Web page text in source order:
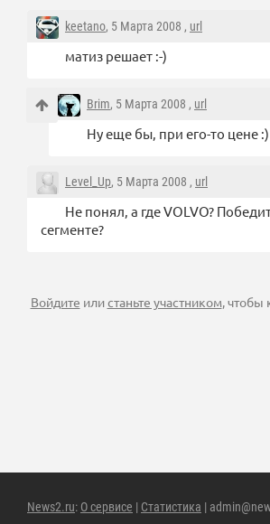
keetano, 5 Марта 2008 , url
матиз решает :-)
Brim, 5 Марта 2008 , url
Ну еще бы, при его-то цене :)
Level_Up, 5 Марта 2008 , url
Не понял, а где VOLVO?
сегменте?
Войдите илистаньте участником, чтобы
News2.ru: О сервисе | Статистика |